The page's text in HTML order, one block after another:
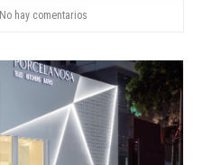
No hay comentarios